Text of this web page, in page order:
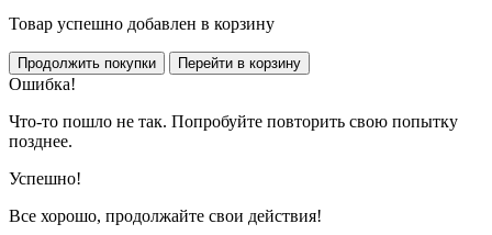
Товар успешно добавлен в корзину
Ошибка!
Что-то пошло не так. Попробуйте повторить свою попытку
позднее.
Успешно!
Все хорошо, продолжайте свои действия!